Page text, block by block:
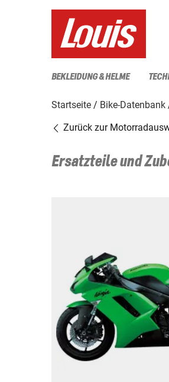
BEKLEIDUNG & HELME
Startseite Bike-Datenbank
Zurück zur
Ersatzteile und